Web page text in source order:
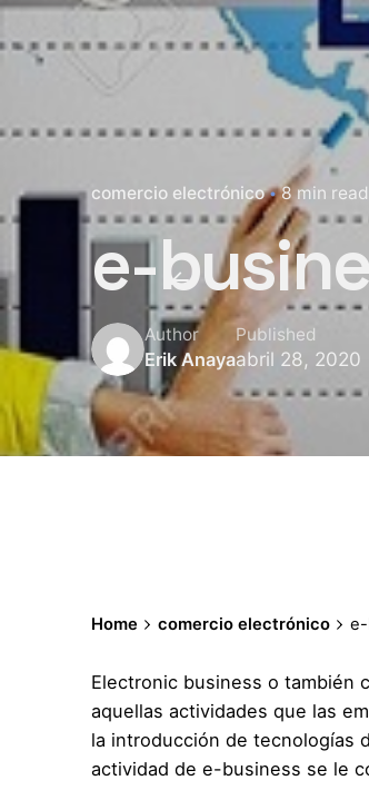
comercio electrónico 8 min read
e-
Author
Erik Anaya
Published
abril 28, 2020
Home comercio electrónico
Electronic business o también
aquellas actividades que las
la introducción de tecnologías
actividad de e-business se le